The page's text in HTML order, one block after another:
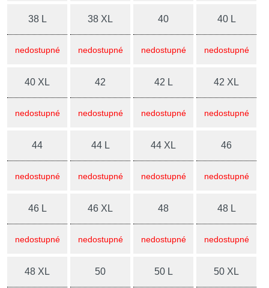
38 L
nedostupné
38 XL
nedostupné
40
nedostupné
40 L
nedostupné
40 XL
nedostupné
42
nedostupné
42 L
nedostupné
42 XL
nedostupné
44
nedostupné
44 L
nedostupné
44 XL
nedostupné
46
nedostupné
46 L
nedostupné
46 XL
nedostupné
48
nedostupné
48 L
nedostupné
48 XL 50 50 L 50 XL